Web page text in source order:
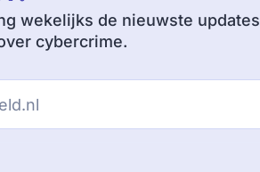
wekelijks de nieuwste updates
cybercrime.